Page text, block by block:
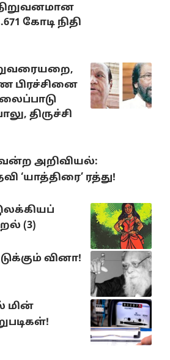
கோடி நிதி
பிரச்சினை
திருச்சி
அறிவியல்:
ரத்து!
(3)
வினா!
மின்